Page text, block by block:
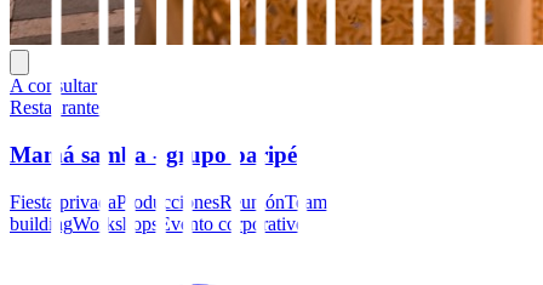
A consultar
Restaurantes
Mamá samba - grupo paripé
Fiesta privadaProduccionesReuniónTeam
buildingWorkshops Evento corporativo